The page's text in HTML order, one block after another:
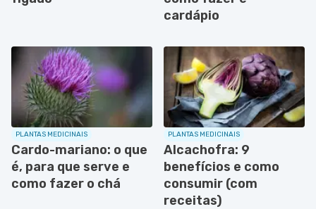
cardápio
PLANTAS MEDICINAIS
Cardo-mariano: o que
é, para que serve e
como fazer o chá
PLANTAS MEDICINAIS
Alcachofra: 9
benefícios e como
consumir (com
receitas)